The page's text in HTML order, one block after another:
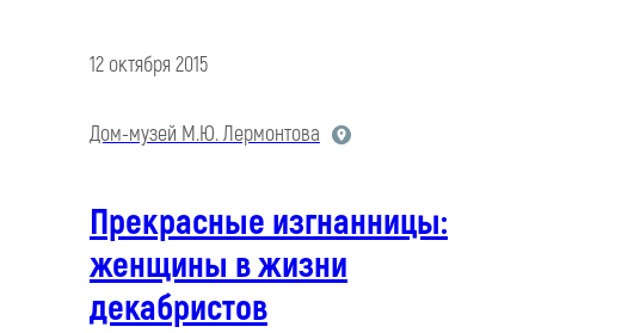
12 октября 2015
Дом-музей М.Ю. Лермонтова
Прекрасные изгнанницы:
женщины в жизни
декабристов